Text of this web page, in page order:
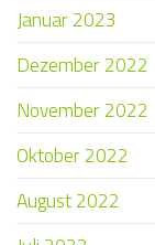
Januar 2023
Dezember 2022
November 2022
Oktober 2022
August 2022